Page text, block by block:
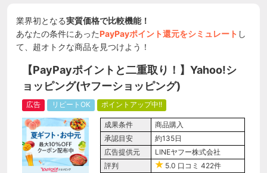
業界初となる実質価格で比較機能！
あなたの条件にあったPayPayポイント還元をシミュレート し
て、超オトクな商品を見つけよう！
【PayPayポイントと二重取り！】Yahoo!シ
ョッピング(ヤフーショッピング)
広告 リピートOK ポイントアップ中!!
成果条件
商品購入
承認目安
約135日
広告提供元
LINEヤフー株式会社
評判
5.0 口コミ 422件